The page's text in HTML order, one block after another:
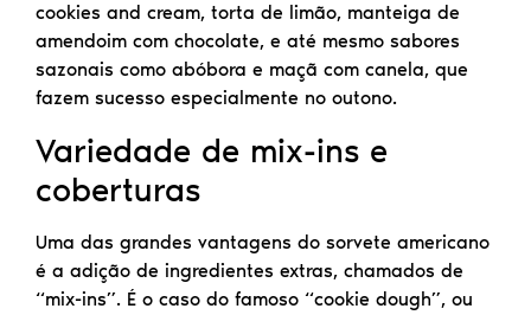
cookies and cream, torta de limão, manteiga de
amendoim com chocolate, e até mesmo sabores
sazonais como abóbora e maçã com canela, que
fazem sucesso especialmente no outono.
Variedade de mix-ins e
coberturas
Uma das grandes vantagens do sorvete americano
é a adição de ingredientes extras, chamados de
“mix-ins”. É o caso do famoso “cookie dough”, ou